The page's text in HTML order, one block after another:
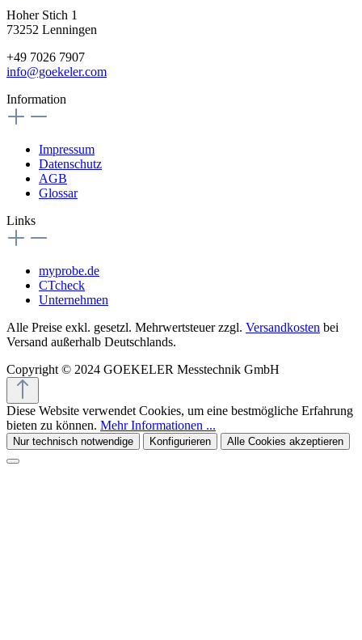
Hoher Stich 1
73252 Lenningen
+49 7026 7907
info@goekeler.com
Information
Impressum
Datenschutz
AGB
Glossar
Links
myprobe.de
CTcheck
Unternehmen
Alle Preise exkl. gesetzl. Mehrwertsteuer zzgl. Versandkosten bei
Versand außerhalb Deutschlands.
Copyright © 2024 GOEKELER Messtechnik GmbH
Diese Website verwendet Cookies, um eine bestmögliche Erfahrung
bieten zu können. Mehr Informationen ...
Nur technisch notwendige Konfigurieren Alle Cookies akzeptieren